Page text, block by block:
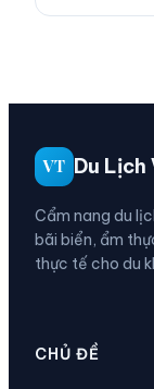
VT Du Lịch
Cẩm nang du
bãi biển, ẩm
thực tế cho du
CHỦ ĐỀ